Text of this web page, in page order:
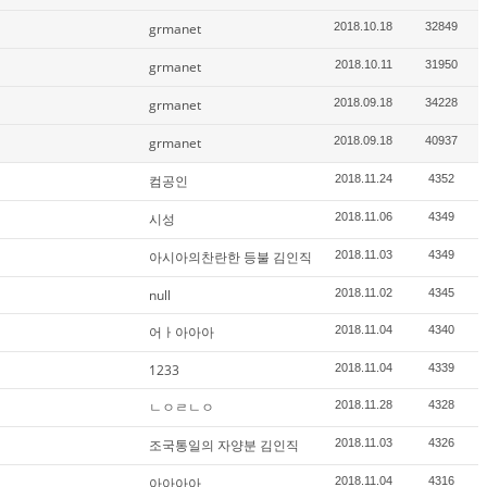
grmanet 2018.10.18 32849
grmanet 2018.10.11 31950
grmanet 2018.09.18 34228
grmanet 2018.09.18 40937
컴공인 2018.11.24 4352
시성 2018.11.06 4349
아시아의찬란한 등불 김인직 2018.11.03 4349
null 2018.11.02 4345
어ㅏ아아아 2018.11.04 4340
1233 2018.11.04 4339
ㄴㅇㄹㄴㅇ 2018.11.28 4328
조국통일의 자양분 김인직 2018.11.03 4326
아아아아 2018.11.04 4316